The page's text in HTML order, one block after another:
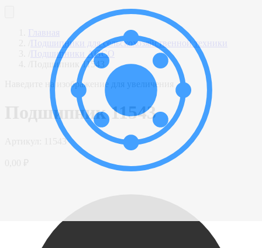
Главная
Подшипники для сельскохозяйственной техники
Подшипники AGCO
Подшипник 11543
Наведите на изображение для увеличения
Подшипник 11543
11543